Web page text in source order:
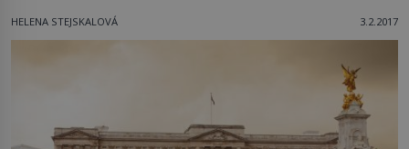
HELENA STEJSKALOVÁ 3.2.2017